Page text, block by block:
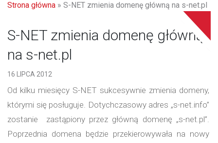
Strona główna » S-NET zmienia domenę główną na s-net.pl
S-NET zmienia domenę główną
na s-net.pl
16 LIPCA 2012
Od kilku miesięcy S-NET sukcesywnie zmienia domeny,
którymi się posługuje. Dotychczasowy adres „s-net.info”
zostanie zastąpiony przez główną domenę „s-net.pl”.
Poprzednia domena będzie przekierowywała na nowy